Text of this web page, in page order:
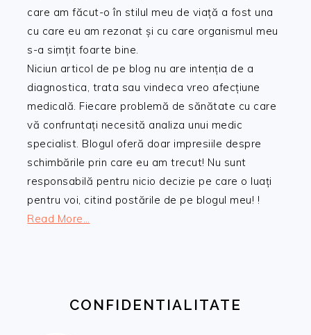
care am făcut-o în stilul meu de viață a fost una
cu care eu am rezonat și cu care organismul meu
s-a simțit foarte bine.
Niciun articol de pe blog nu are intenția de a
diagnostica, trata sau vindeca vreo afecțiune
medicală. Fiecare problemă de sănătate cu care
vă confruntați necesită analiza unui medic
specialist. Blogul oferă doar impresiile despre
schimbările prin care eu am trecut! Nu sunt
responsabilă pentru nicio decizie pe care o luați
pentru voi, citind postările de pe blogul meu! !
Read More…
CONFIDENTIALITATE